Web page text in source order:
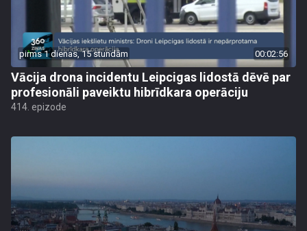
pirms 1 dienas, 15 stundām 00:02:56
Vācija drona incidentu Leipcigas lidostā dēvē par
profesionāli paveiktu hibrīdkara operāciju
414. epizode